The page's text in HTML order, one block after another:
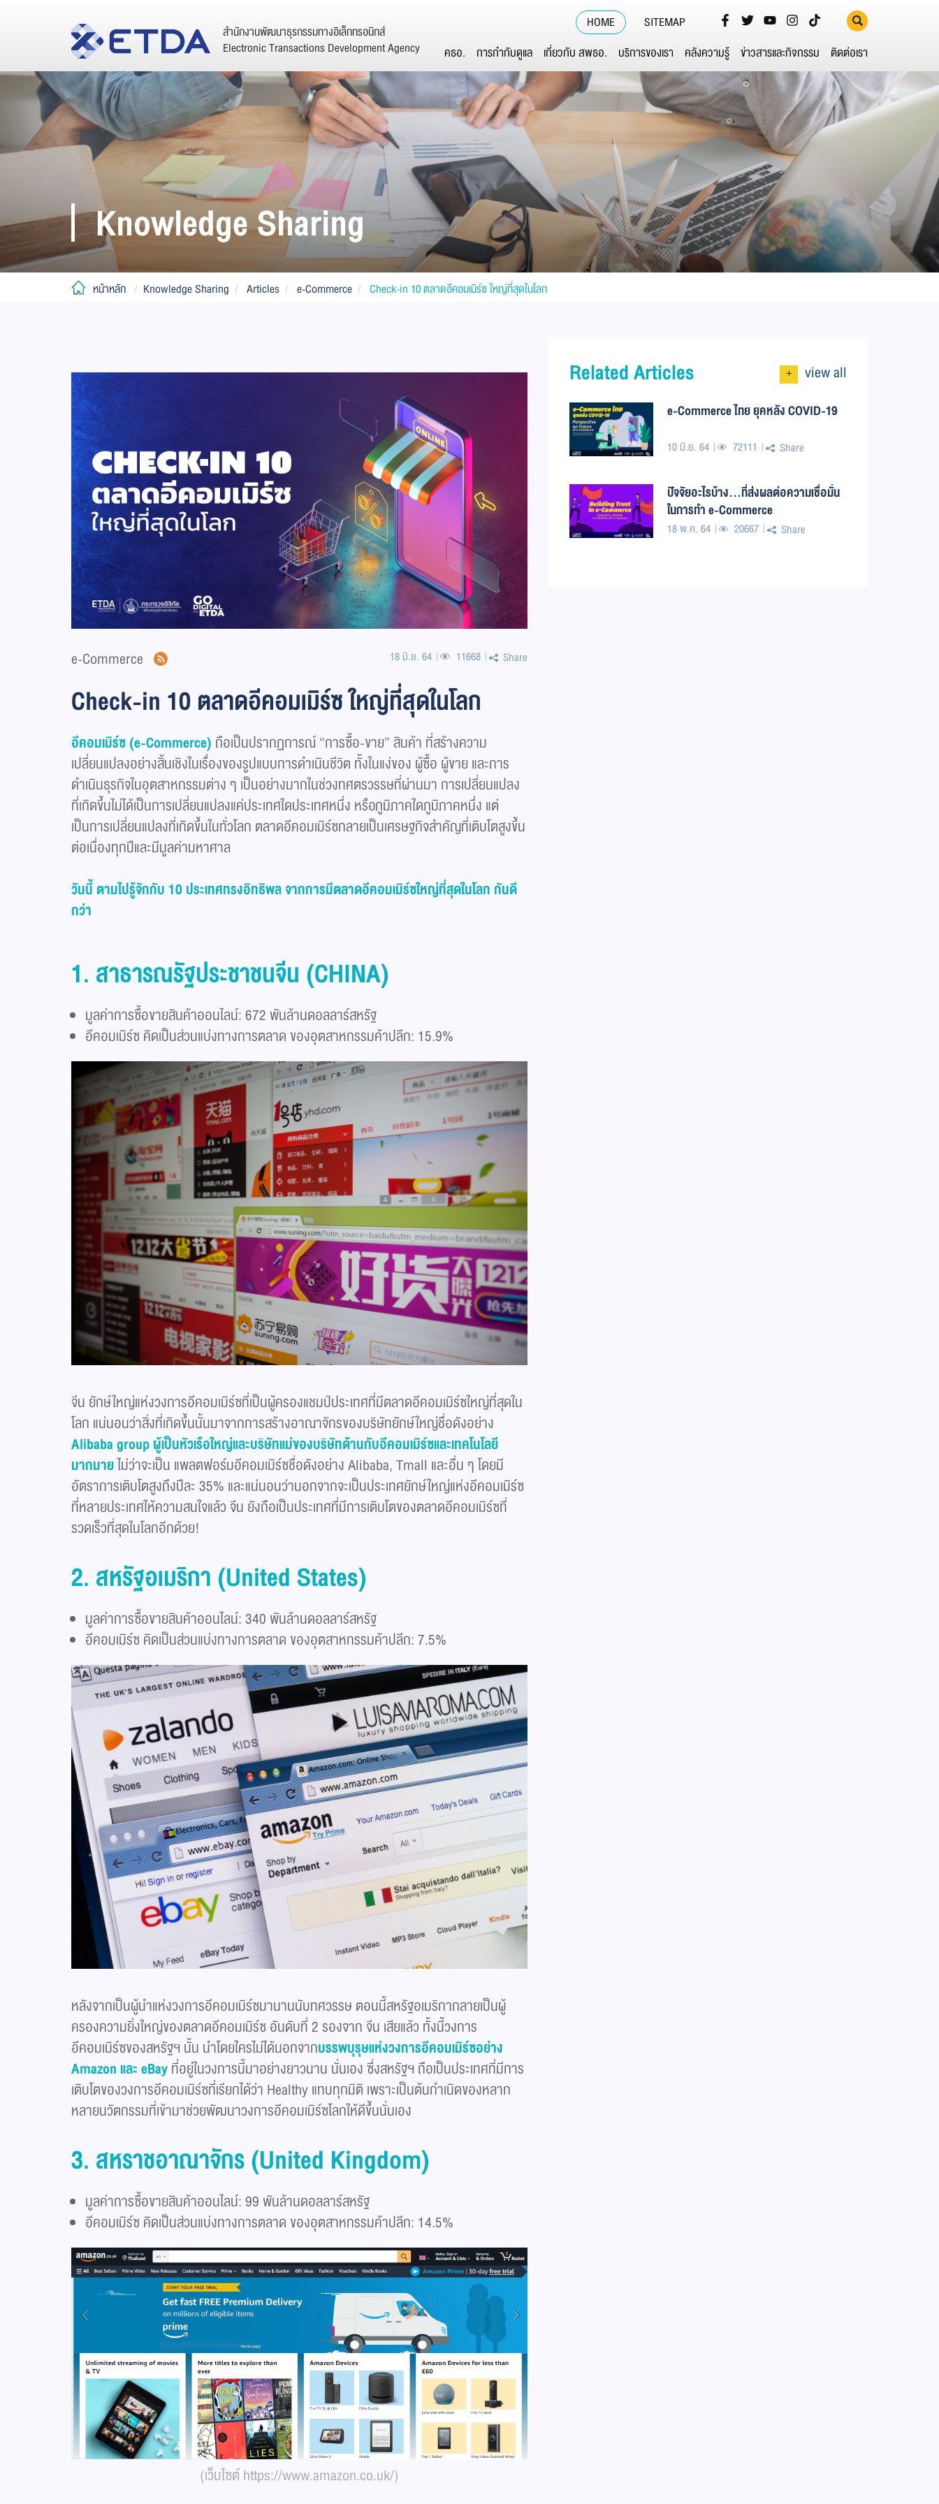
HOME SITEMAP
สำนักงานพัฒนาธุรกรรมทางอิเล็กทรอนิกส์
Electronic Transactions Development Agency
คธอ. การกำกับดูแล เกี่ยวกับ สพธอ. บริการของเรา คลังความรู้ ข่าวสารและกิจกรรม ติดต่อเรา
Knowledge Sharing
หน้าหลัก Knowledge Sharing Articles e-Commerce Check-in 10 ตลาดอีคอมเมิร์ซ ใหญ่ที่สุดในโลก
e-Commerce 18 มิ.ย. 64 11668 Share
Check-in 10 ตลาดอีคอมเมิร์ซ ใหญ่ที่สุดในโลก
อีคอมเมิร์ซ (e-Commerce) ถือเป็นปรากฏการณ์ “การซื้อ-ขาย” สินค้า ที่สร้างความ
เปลี่ยนแปลงอย่างสิ้นเชิงในเรื่องของรูปแบบการดำเนินชีวิต ทั้งในแง่ของ ผู้ซื้อ ผู้ขาย และการ
ดำเนินธุรกิจในอุตสาหกรรมต่าง ๆ เป็นอย่างมากในช่วงทศตรวรรษที่ผ่านมา การเปลี่ยนแปลง
ที่เกิดขึ้นไม่ได้เป็นการเปลี่ยนแปลงแค่ประเทศใดประเทศหนึ่ง หรือภูมิภาคใดภูมิภาคหนึ่ง แต่
เป็นการเปลี่ยนแปลงที่เกิดขึ้นในทั่วโลก ตลาดอีคอมเมิร์ซกลายเป็นเศรษฐกิจสำคัญที่เติบโตสูงขึ้น
ต่อเนื่องทุกปีและมีมูลค่ามหาศาล
วันนี้ ตามไปรู้จักกับ 10 ประเทศทรงอิทธิพล จากการมีตลาดอีคอมเมิร์ซใหญ่ที่สุดในโลก กันดี
กว่า
1. สาธารณรัฐประชาชนจีน (CHINA)
มูลค่าการซื้อขายสินค้าออนไลน์: 672 พันล้านดอลลาร์สหรัฐ
อีคอมเมิร์ซ คิดเป็นส่วนแบ่งทางการตลาด ของอุตสาหกรรมค้าปลีก: 15.9%
จีน ยักษ์ใหญ่แห่งวงการอีคอมเมิร์ซที่เป็นผู้ครองแชมป์ประเทศที่มีตลาดอีคอมเมิร์ซใหญ่ที่สุดใน
โลก แน่นอนว่าสิ่งที่เกิดขึ้นนั้นมาจากการสร้างอาณาจักรของบริษัทยักษ์ใหญ่ชื่อดังอย่าง
Alibaba group ผู้เป็นหัวเรือใหญ่และบริษัทแม่ของบริษัทด้านกับอีคอมเมิร์ซและเทคโนโลยี
มากมายไม่ว่าจะเป็น แพลตฟอร์มอีคอมเมิร์ซชื่อดังอย่าง Alibaba, Tmall และอื่น ๆ โดยมี
อัตราการเติบโตสูงถึงปีละ 35% และแน่นอนว่านอกจากจะเป็นประเทศยักษ์ใหญ่แห่งอีคอมเมิร์ซ
ที่หลายประเทศให้ความสนใจแล้ว จีน ยังถือเป็นประเทศที่มีการเติบโตของตลาดอีคอมเมิร์ซที่
รวดเร็วที่สุดในโลกอีกด้วย!
2. สหรัฐอเมริกา (United States)
มูลค่าการซื้อขายสินค้าออนไลน์: 340 พันล้านดอลลาร์สหรัฐ
อีคอมเมิร์ซ คิดเป็นส่วนแบ่งทางการตลาด ของอุตสาหกรรมค้าปลีก: 7.5%
หลังจากเป็นผู้นำแห่งวงการอีคอมเมิร์ซมานานนับทศวรรษ ตอนนี้สหรัฐอเมริกากลายเป็นผู้
ครองความยิ่งใหญ่ของตลาดอีคอมเมิร์ซ อันดับที่ 2 รองจาก จีน เสียแล้ว ทั้งนี้วงการ
อีคอมเมิร์ซของสหรัฐฯ นั้น นำโดยใครไม่ได้นอกจากบรรพบุรุษแห่งวงการอีคอมเมิร์ซอย่าง
Amazon และ eBayที่อยู่ในวงการนี้มาอย่างยาวนาน นั่นเอง ซึ่งสหรัฐฯ ถือเป็นประเทศที่มีการ
เติบโตของวงการอีคอมเมิร์ซที่เรียกได้ว่า Healthy แทบทุกมิติ เพราะเป็นต้นกำเนิดของหลาก
หลายนวัตกรรมที่เข้ามาช่วยพัฒนาวงการอีคอมเมิร์ซโลกให้ดีขึ้นนั่นเอง
3. สหราชอาณาจักร (United Kingdom)
มูลค่าการซื้อขายสินค้าออนไลน์: 99 พันล้านดอลลาร์สหรัฐ
อีคอมเมิร์ซ คิดเป็นส่วนแบ่งทางการตลาด ของอุตสาหกรรมค้าปลีก: 14.5%
(เว็บไซต์ https://www.amazon.co.uk/)
Related Articles + view all
e-Commerce ไทย ยุคหลัง COVID-19
10 มิ.ย. 64 72111 Share
ปัจจัยอะไรบ้าง…ที่ส่งผลต่อความเชื่อมั่น
ในการทำ e-Commerce
18 พ.ค. 64 20667 Share